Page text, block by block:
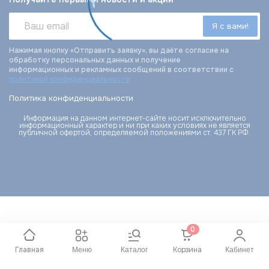
Нажимая кнопку «Отправить заявку», вы даёте согласие на
обработку персональных данных и получение
информационных и рекламных сообщений в соответствии с
политикой конфиденциальности
Политика конфиденциальности
Информация на данном интернет-сайте носит исключительно
информационный характер и ни при каких условиях не является
публичной офертой, определяемой положениями ст. 437 ГК РФ.
Главная Меню Каталог
0
Корзина Кабинет